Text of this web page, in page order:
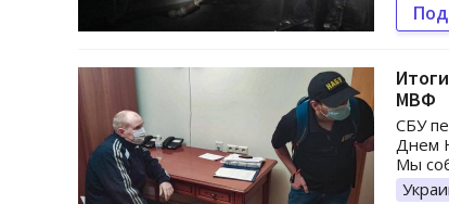
МВФ
СБУ
Днем
Мы